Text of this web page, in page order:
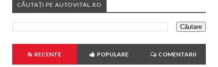
CĂUTAȚI PE AUTOVITAL.RO
RECENTE POPULARE COMENTARII